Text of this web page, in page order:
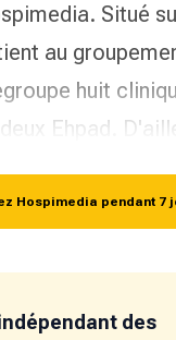
. Situé
au
huit
Ehpad.
Hospimedia pendant 7
des